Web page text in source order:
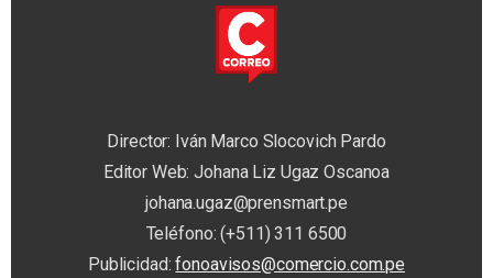
Director: Iván Marco Slocovich Pardo
Editor Web: Johana Liz Ugaz Oscanoa
johana.ugaz@prensmart.pe
Teléfono: (+511) 311 6500
Publicidad:fonoavisos@comercio.com.pe